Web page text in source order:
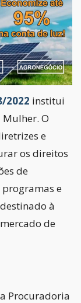
2022 institui
O
e
os direitos
de
e
à
de
Procuradoria